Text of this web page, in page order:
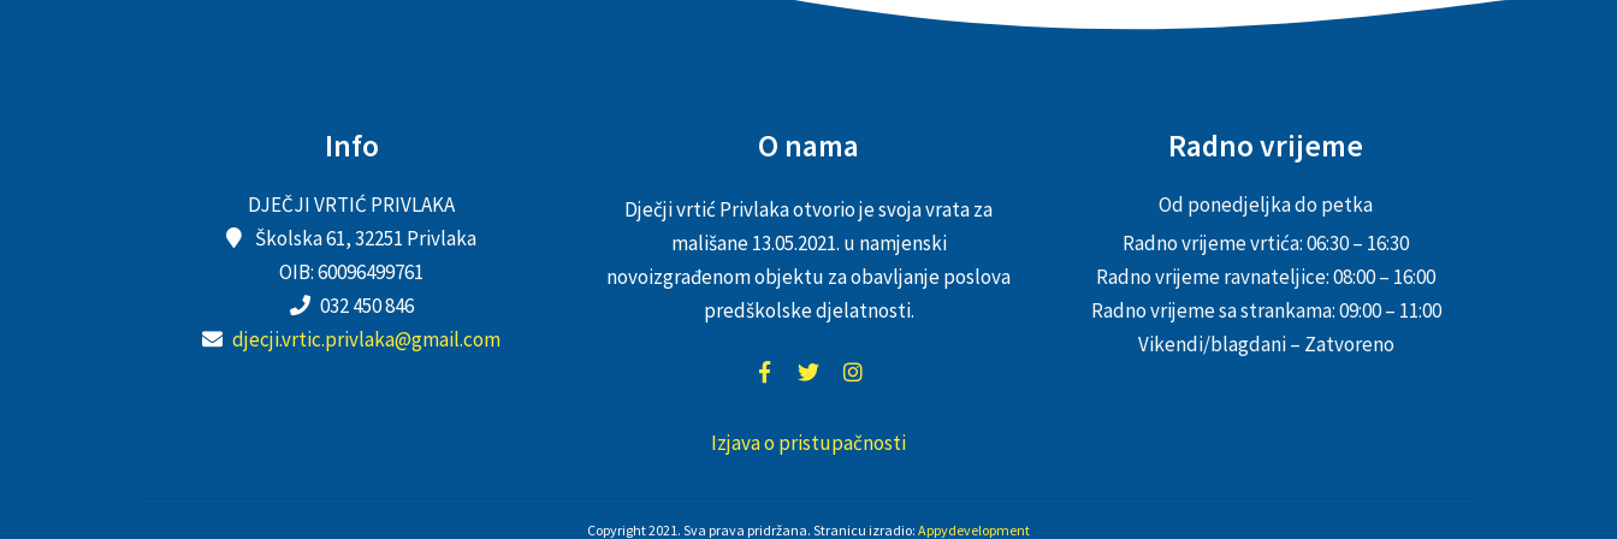
Info
DJEČJI VRTIĆ PRIVLAKA
Školska 61, 32251 Privlaka
OIB: 60096499761
032 450 846
djecji.vrtic.privlaka@gmail.com
O nama
Dječji vrtić Privlaka otvorio je svoja vrata za
mališane 13.05.2021. u namjenski
novoizgrađenom objektu za obavljanje poslova
predškolske djelatnosti.
Izjava o pristupačnosti
Radno vrijeme
Od ponedjeljka do petka
Radno vrijeme vrtića: 06:30 – 16:30
Radno vrijeme ravnateljice: 08:00 – 16:00
Radno vrijeme sa strankama: 09:00 – 11:00
Vikendi/blagdani – Zatvoreno
Copyright 2021. Sva prava pridržana. Stranicu izradio: Appydevelopment